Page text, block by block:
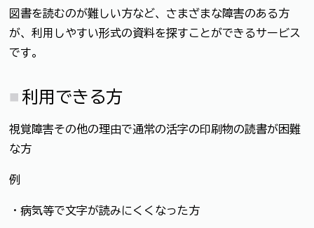
図書を読むのが難しい方など、さまざまな障害のある方
が、利用しやすい形式の資料を探すことができるサービス
です。
利用できる方
視覚障害その他の理由で通常の活字の印刷物の読書が困難
な方
例
・病気等で文字が読みにくくなった方